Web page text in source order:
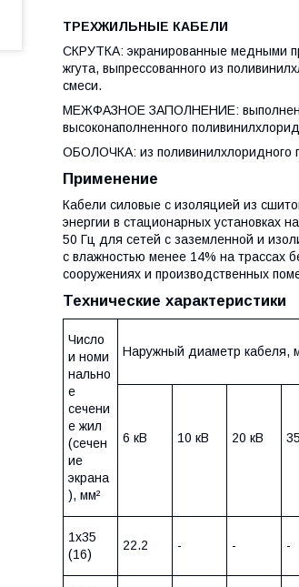
ТРЕХЖИЛЬНЫЕ КАБЕЛИ
СКРУТКА: экранированные медными
жгута, выпрессованного из
смеси.
МЕЖФАЗНОЕ ЗАПОЛНЕНИЕ: выполнено
высоконаполненного
ОБОЛОЧКА: из поливинилхлоридного
Применение
Кабели силовые с изоляцией из
энергии в стационарных установках
50 Гц для сетей с заземленной и
с влажностью менее 14% на трассах
сооружениях и производственных
Технические характеристики
Число
и номи
нально
е
сечени
е жил
(сечен
ие
экрана
), мм²
Наружный диаметр кабеля,
6 кВ 10 кВ 20 кВ
1х35
(16)
22.2 - - -